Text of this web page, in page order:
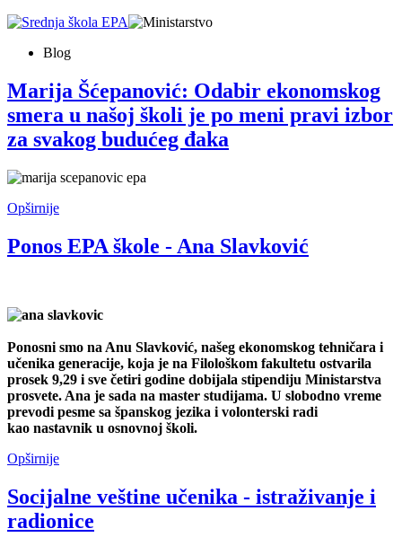
Blog
Marija Šćepanović: Odabir ekonomskog
smera u našoj školi je po meni pravi izbor
za svakog budućeg đaka
Opširnije
Ponos EPA škole - Ana Slavković
Ponosni smo na Anu Slavković, našeg ekonomskog tehničara i
učenika generacije, koja je na Filološkom fakultetu ostvarila
prosek 9,29 i sve četiri godine dobijala stipendiju Ministarstva
prosvete. Ana je sada na master studijama. U slobodno vreme
prevodi pesme sa španskog jezika i volonterski radi
kao nastavnik u osnovnoj školi.
Opširnije
Socijalne veštine učenika - istraživanje i
radionice